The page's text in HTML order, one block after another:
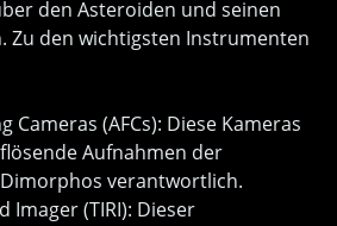
den Asteroiden und seinen
Zu den wichtigsten Instrumenten
Cameras (AFCs): Diese Kameras
Aufnahmen der
verantwortlich.
Imager (TIRI): Dieser